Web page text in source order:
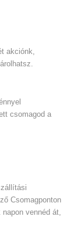
akciónk,
csomagod a
Csomagponton
vennéd át,